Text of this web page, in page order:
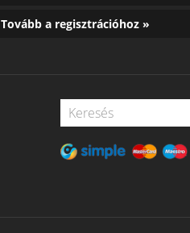
Tovább a regisztrációhoz »